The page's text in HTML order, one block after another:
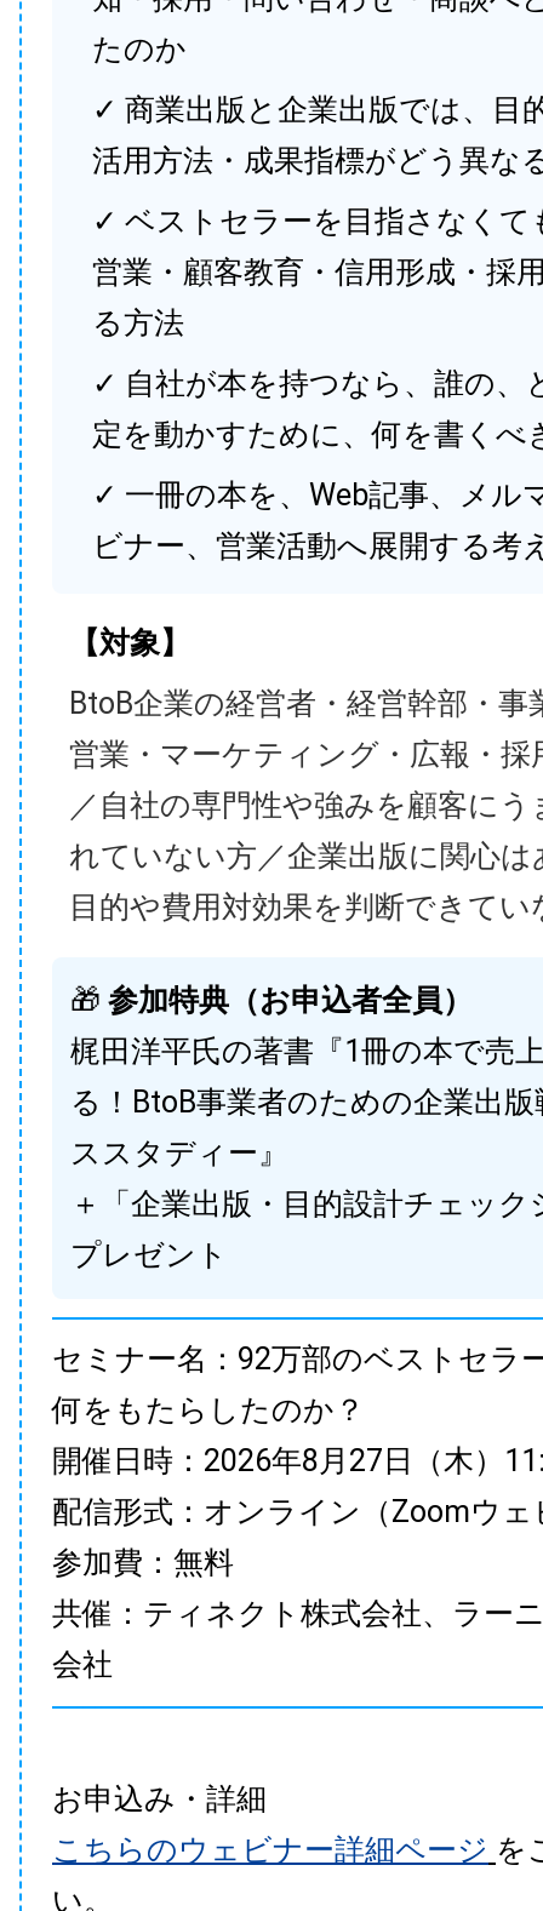
たのか
✓ 商業出版と企業出版では、目
活用方法・成果指標がどう異な
✓ ベストセラーを目指さなくて
営業・顧客教育・信用形成・採
る方法
✓ 自社が本を持つなら、誰の、
定を動かすために、何を書くべ
✓ 一冊の本を、Web記事、メル
ビナー、営業活動へ展開する考
【対象】
BtoB企業の経営者・経営幹部・事
営業・マーケティング・広報・採
／自社の専門性や強みを顧客に
れていない方／企業出版に関心
目的や費用対効果を判断できてい
🎁 参加特典（お申込者全員）
梶田洋平氏の著書『1冊の本で売
る！BtoB事業者のための企業出
ススタディー』
＋「企業出版・目的設計チェック
プレゼント
セミナー名：92万部のベストセラ
何をもたらしたのか？
開催日時：2026年8月27日（木）
配信形式：オンライン（Zoomウェ
参加費：無料
共催：ティネクト株式会社、ラー
会社
お申込み・詳細
こちらのウェビナー詳細ページ を
い。